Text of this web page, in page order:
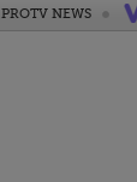
PROTV NEWS